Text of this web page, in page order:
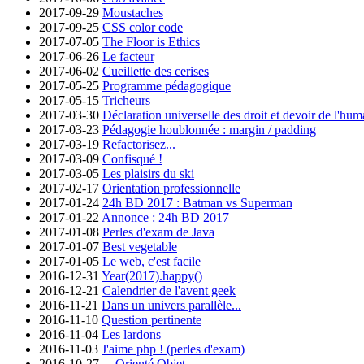
2017-09-29 Moustaches
2017-09-25 CSS color code
2017-07-05 The Floor is Ethics
2017-06-26 Le facteur
2017-06-02 Cueillette des cerises
2017-05-25 Programme pédagogique
2017-05-15 Tricheurs
2017-03-30 Déclaration universelle des droit et devoir de
2017-03-23 Pédagogie houblonnée : margin / padding
2017-03-19 Refactorisez...
2017-03-09 Confisqué !
2017-03-05 Les plaisirs du ski
2017-02-17 Orientation professionnelle
2017-01-24 24h BD 2017 : Batman vs Superman
2017-01-22 Annonce : 24h BD 2017
2017-01-08 Perles d'exam de Java
2017-01-07 Best vegetable
2017-01-05 Le web, c'est facile
2016-12-31 Year(2017).happy()
2016-12-21 Calendrier de l'avent geek
2016-11-21 Dans un univers parallèle...
2016-11-10 Question pertinente
2016-11-04 Les lardons
2016-11-03 J'aime php ! (perles d'exam)